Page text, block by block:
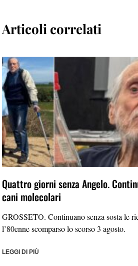
Articoli correlati
Quattro giorni senza Angelo.
cani molecolari
GROSSETO. Continuano senza sosta le
l’80enne scomparso lo scorso 3 agosto.
LEGGI DI PIÙ